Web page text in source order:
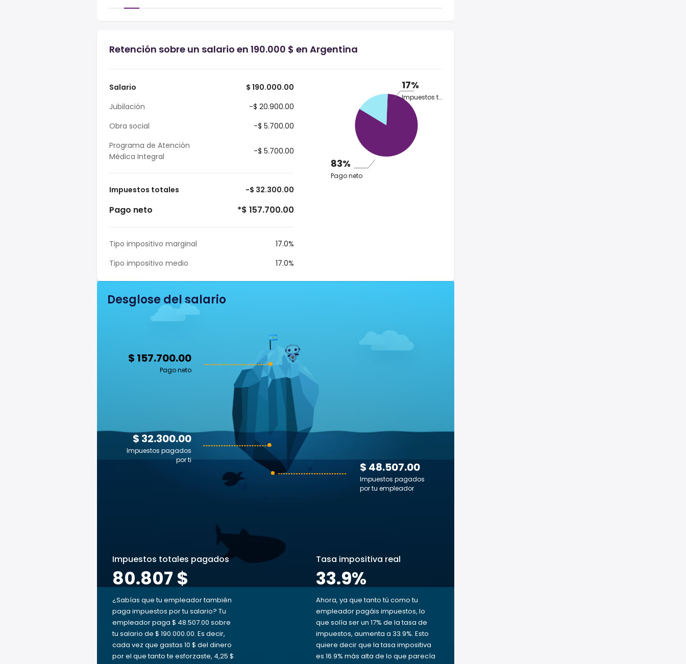
Retención sobre un salario en 190.000 $ en Argentina
Salario
$ 190.000.00
Jubilación
-$ 20.900.00
Obra social
-$ 5.700.00
Programa de Atención
Médica Integral
-$ 5.700.00
Impuestos totales -$ 32.300.00
Pago neto *$ 157.700.00
Tipo impositivo marginal
17.0%
Tipo impositivo medio
17.0%
17%
Impuestos totales
83%
Pago neto
Desglose del salario
$ 157.700.00
Pago neto
$ 48.507.00
Impuestos pagados
por tu empleador
$ 32.300.00
Impuestos pagados
por ti
Impuestos totales pagados
80.807 $
¿Sabías que tu empleador también
paga impuestos por tu salario? Tu
empleador paga $ 48.507.00 sobre
tu salario de $ 190.000.00. Es decir,
cada vez que gastas 10 $ del dinero
por el que tanto te esforzaste, 4,25 $
Tasa impositiva real
33.9%
Ahora, ya que tanto tú como tu
empleador pagáis impuestos, lo
que solía ser un 17% de la tasa de
impuestos, aumenta a 33.9%. Esto
quiere decir que la tasa impositiva
es 16.9% más alta de lo que parecía